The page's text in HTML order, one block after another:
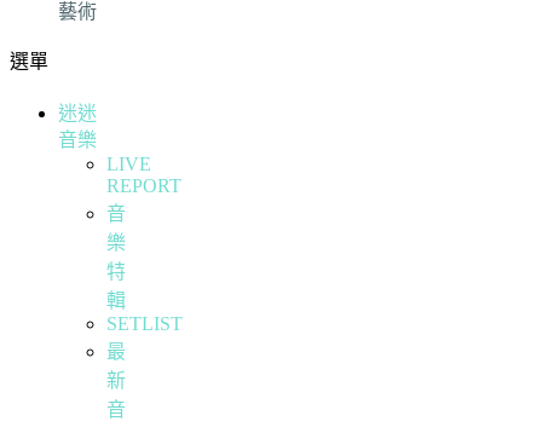
藝術
選單
迷迷
音樂
LIVE
REPORT
音
樂
特
輯
SETLIST
最
新
音